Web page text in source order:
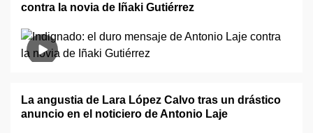
contra la novia de Iñaki Gutiérrez
La angustia de Lara López Calvo tras un drástico
anuncio en el noticiero de Antonio Laje